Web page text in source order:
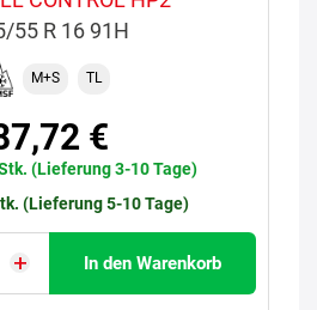
55 R 16 91H
M+S TL
€
(Lieferung 3-10 Tage)
(Lieferung 5-10 Tage)
In den Warenkorb